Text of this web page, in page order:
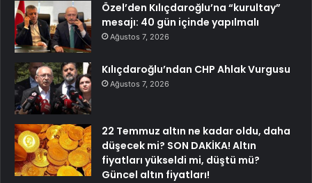
Özel’den Kılıçdaroğlu’na “kurultay”
mesajı: 40 gün içinde yapılmalı
Ağustos 7, 2026
Kılıçdaroğlu’ndan CHP Ahlak Vurgusu
Ağustos 7, 2026
22 Temmuz altın ne kadar oldu, daha
düşecek mi? SON DAKİKA! Altın
fiyatları yükseldi mi, düştü mü?
Güncel altın fiyatları!